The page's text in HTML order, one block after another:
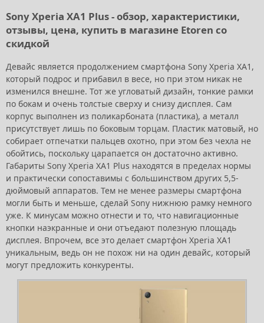
Sony Xperia XA1 Plus - обзор, характеристики,
отзывы, цена, купить в магазине Etoren со
скидкой
Девайс является продолжением смартфона Sony Xperia XA1,
который подрос и прибавил в весе, но при этом никак не
изменился внешне. Тот же угловатый дизайн, тонкие рамки
по бокам и очень толстые сверху и снизу дисплея. Сам
корпус выполнен из поликарбоната (пластика), а металл
присутствует лишь по боковым торцам. Пластик матовый, но
собирает отпечатки пальцев охотно, при этом без чехла не
обойтись, поскольку царапается он достаточно активно.
Габариты Sony Xperia XA1 Plus находятся в пределах нормы
и практически сопоставимы с большинством других 5,5-
дюймовый аппаратов. Тем не менее размеры смартфона
могли быть и меньше, сделай Sony нижнюю рамку немного
уже. К минусам можно отнести и то, что навигационные
кнопки наэкранные и они отъедают полезную площадь
дисплея. Впрочем, все это делает смартфон Xperia XA1
уникальным, ведь он не похож ни на один девайс, который
могут предложить конкуренты.